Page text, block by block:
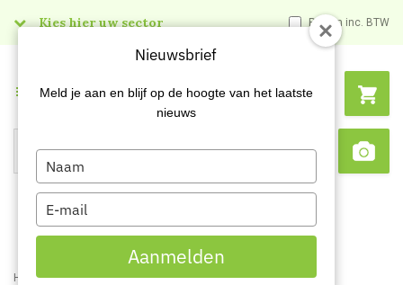
Kies hier uw sector Prijzen inc. BTW
Search
Menu
Home Webshop Dispensers Toiletpapierdispensers
Nieuwsbrief
Meld je aan en blijf op de hoogte van het laatste
nieuws
Type
your
name
Type
your
email
Aanmelden